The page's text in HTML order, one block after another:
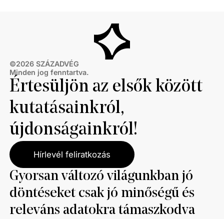
©2026 SZÁZADVÉG
Minden jog fenntartva.
Értesüljön az elsők között
kutatásainkról,
újdonságainkról!
Hírlevél feliratkozás
Gyorsan változó világunkban jó
döntéseket csak jó minőségű és
releváns adatokra támaszkodva